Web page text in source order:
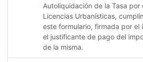
Autoliquidación de la Tasa por
Licencias Urbanísticas,
este formulario, firmada por el
el justificante de pago del
de la misma.